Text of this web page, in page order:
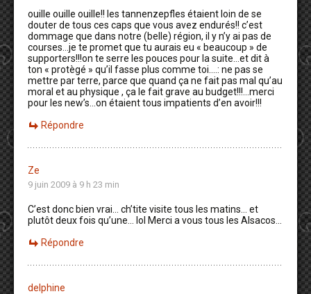
ouille ouille ouille!! les tannenzepfles étaient loin de se
douter de tous ces caps que vous avez endurés!! c’est
dommage que dans notre (belle) région, il y n’y ai pas de
courses…je te promet que tu aurais eu « beaucoup » de
supporters!!!on te serre les pouces pour la suite…et dit à
ton « protègé » qu’il fasse plus comme toi….: ne pas se
mettre par terre, parce que quand ça ne fait pas mal qu’au
moral et au physique , ça le fait grave au budget!!!…merci
pour les new’s…on étaient tous impatients d’en avoir!!!
Répondre
Ze
9 juin 2009 à 9 h 23 min
C’est donc bien vrai… ch’tite visite tous les matins… et
plutôt deux fois qu’une… lol Merci a vous tous les Alsacos…
Répondre
delphine